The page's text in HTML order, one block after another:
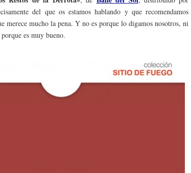
del que os estamos hablando y que recomendamos
merece mucho la pena. Y no es porque lo digamos nosotros, ni
es muy bueno.